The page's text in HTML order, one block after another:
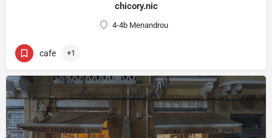
chicory.nic
4-4b Menandrou
cafe +1